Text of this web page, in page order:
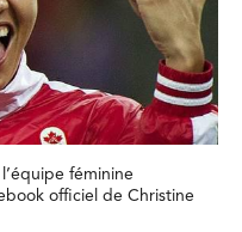
féminine
officiel de Christine